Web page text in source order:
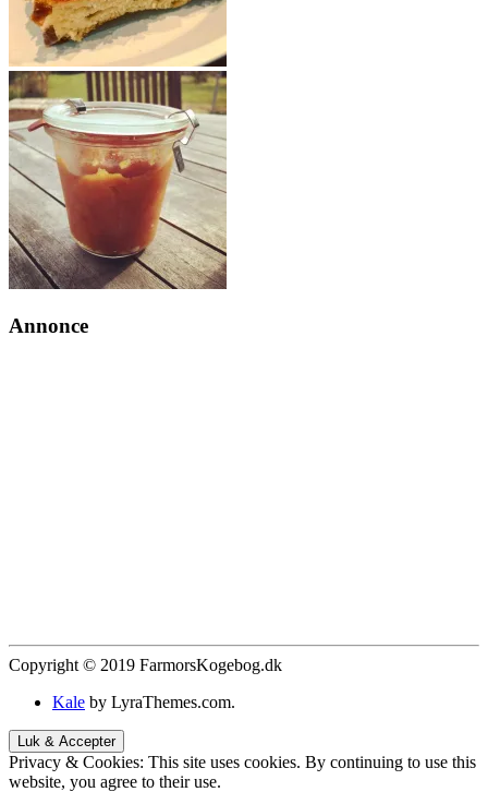
Annonce
Copyright © 2019 FarmorsKogebog.dk
Kale by LyraThemes.com.
Privacy & Cookies: This site uses cookies. By continuing to use this
website, you agree to their use.